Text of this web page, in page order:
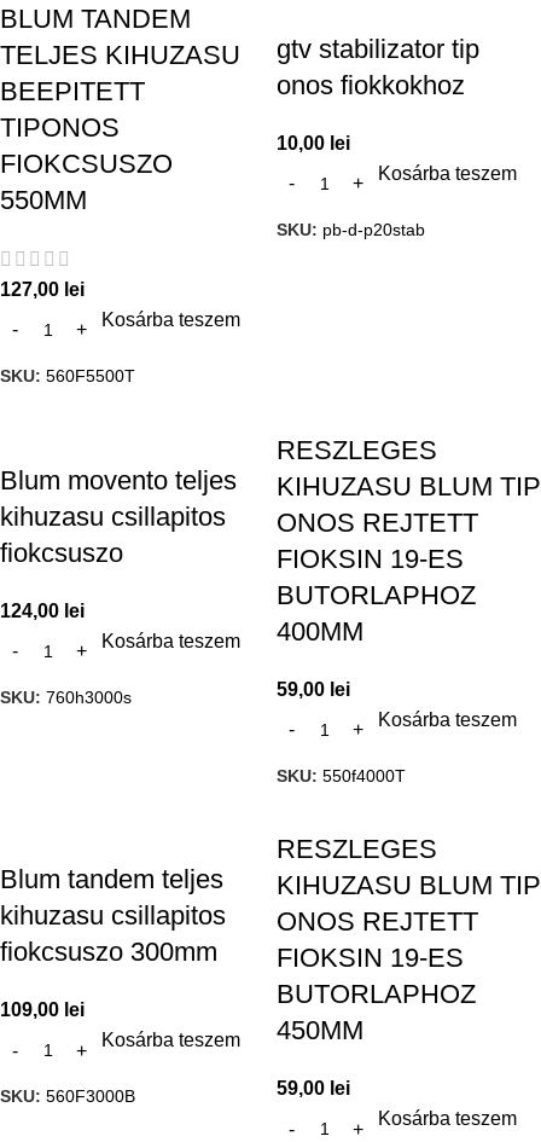
BLUM TANDEM
TELJES KIHUZASU
BEEPITETT
TIPONOS
FIOKCSUSZO
550MM
127,00 lei
Kosárba teszem
SKU: 560F5500T
gtv stabilizator tip
onos fiokkokhoz
10,00 lei
Kosárba teszem
SKU: pb-d-p20stab
Blum movento teljes
kihuzasu csillapitos
fiokcsuszo
124,00 lei
Kosárba teszem
SKU: 760h3000s
RESZLEGES
KIHUZASU BLUM TIP
ONOS REJTETT
FIOKSIN 19-ES
BUTORLAPHOZ
400MM
59,00 lei
Kosárba teszem
SKU: 550f4000T
Blum tandem teljes
kihuzasu csillapitos
fiokcsuszo 300mm
109,00 lei
Kosárba teszem
SKU: 560F3000B
RESZLEGES
KIHUZASU BLUM TIP
ONOS REJTETT
FIOKSIN 19-ES
BUTORLAPHOZ
450MM
59,00 lei
Kosárba teszem